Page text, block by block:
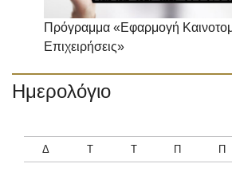
Πρόγραμμα «Εφαρμογή
Επιχειρήσεις»
Ημερολόγιο
Δ Τ Τ Π Π